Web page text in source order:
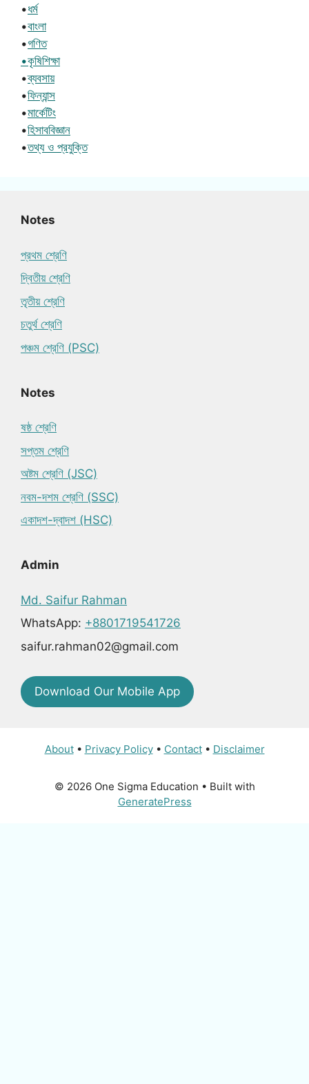
•ধর্ম
•বাংলা
•গণিত
•কৃষিশিক্ষা
•ব্যবসায়
•ফিন্যান্স
•মার্কেটিং
•হিসাববিজ্ঞান
•তথ্য ও প্রযুক্তি
Notes
প্রথম শ্রেণি
দ্বিতীয় শ্রেণি
তৃতীয় শ্রেণি
চতুর্থ শ্রেণি
পঞ্চম শ্রেণি (PSC)
Notes
ষষ্ঠ শ্রেণি
সপ্তম শ্রেণি
অষ্টম শ্রেণি (JSC)
নবম-দশম শ্রেণি (SSC)
একাদশ-দ্বাদশ (HSC)
Admin
Md. Saifur Rahman
WhatsApp: +8801719541726
saifur.rahman02@gmail.com
Download Our Mobile App
About• Privacy Policy• Contact• Disclaimer
© 2026 One Sigma Education • Built with
GeneratePress